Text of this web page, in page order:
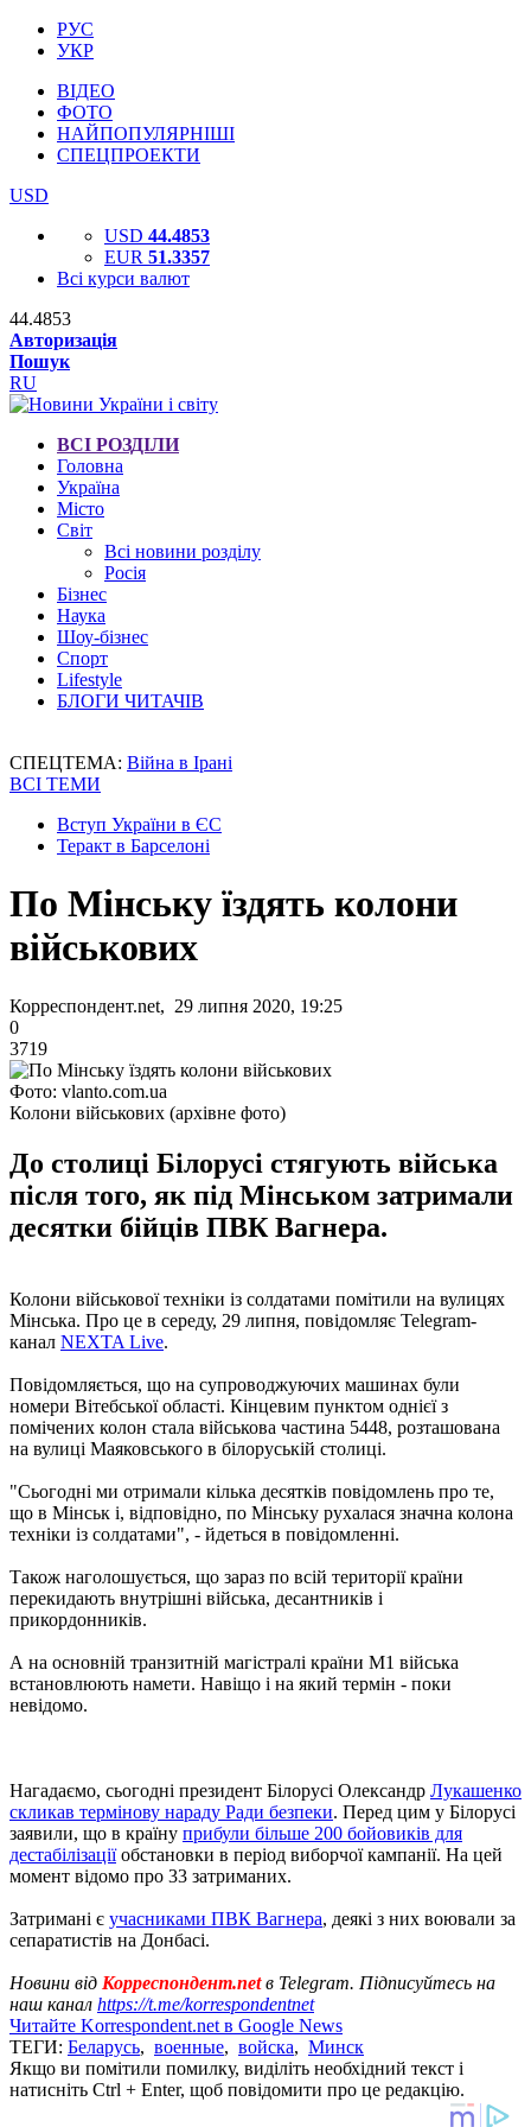
РУС
УКР
ВІДЕО
ФОТО
НАЙПОПУЛЯРНІШІ
СПЕЦПРОЕКТИ
USD
USD 44.4853
EUR 51.3357
Всі курси валют
44.4853
Авторизація
Пошук
RU
ВСІ РОЗДІЛИ
Головна
Україна
Місто
Світ
Всі новини розділу
Росія
Бізнес
Наука
Шоу-бізнес
Спорт
Lifestyle
БЛОГИ ЧИТАЧІВ
СПЕЦТЕМА: Війна в Ірані
ВСІ ТЕМИ
Вступ України в ЄС
Теракт в Барселоні
По Мінську їздять колони
військових
Корреспондент.net, 29 липня 2020, 19:25
0
3719
Фото: vlanto.com.ua
Колони військових (архівне фото)
До столиці Білорусі стягують війська
після того, як під Мінськом затримали
десятки бійців ПВК Вагнера.
Колони військової техніки із солдатами помітили на вулицях
Мінська. Про це в середу, 29 липня, повідомляє Telegram-
канал NEXTA Live.
Повідомляється, що на супроводжуючих машинах були
номери Вітебської області. Кінцевим пунктом однієї з
помічених колон стала військова частина 5448, розташована
на вулиці Маяковського в білоруській столиці.
"Сьогодні ми отримали кілька десятків повідомлень про те,
що в Мінськ і, відповідно, по Мінську рухалася значна колона
техніки із солдатами", - йдеться в повідомленні.
Також наголошується, що зараз по всій території країни
перекидають внутрішні війська, десантників і
прикордонників.
А на основній транзитній магістралі країни М1 війська
встановлюють намети. Навіщо і на який термін - поки
невідомо.
Нагадаємо, сьогодні президент Білорусі Олександр Лукашенко
скликав термінову нараду Ради безпеки. Перед цим у Білорусі
заявили, що в країну прибули більше 200 бойовиків для
дестабілізаціїобстановки в період виборчої кампанії. На цей
момент відомо про 33 затриманих.
Затримані є учасниками ПВК Вагнера, деякі з них воювали за
сепаратистів на Донбасі.
Новини від Корреспондент.netв Telegram. Підписуйтесь на
наш канал https://t.me/korrespondentnet
Читайте Korrespondent.net в Google News
ТЕГИ: Беларусь, военные, войска, Минск
Якщо ви помітили помилку, виділіть необхідний текст і
натисніть Ctrl + Enter, щоб повідомити про це редакцію.